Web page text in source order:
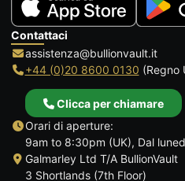
Contattaci
assistenza@bullionvault.it
+44 (0)20 8600 0130 (Regno
Clicca per chiamare
Orari di aperture:
9am to 8:30pm (UK), Dal
Galmarley Ltd T/A BullionVault
3 Shortlands (7th Floor)